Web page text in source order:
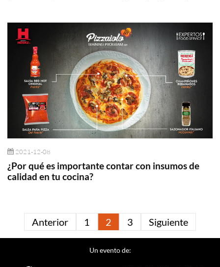
2021-12-08
¿Por qué es importante contar con insumos de
calidad en tu cocina?
Anterior 1 2 3 Siguiente
Un evento de: